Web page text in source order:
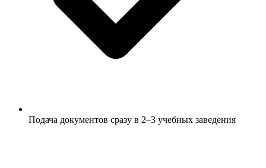
Подача документов сразу в 2–3 учебных заведения